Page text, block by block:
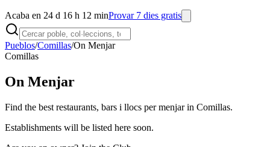
Acaba en 24 d 16 h 12 minProvar 7 dies gratis
Pueblos/Comillas/On Menjar
Comillas
On Menjar
Find the best restaurants, bars i llocs per menjar in Comillas.
Establishments will be listed here soon.